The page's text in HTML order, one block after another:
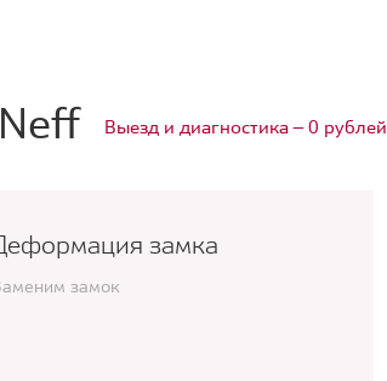
Выезд и диагностика — 0 рублей
замка
замок